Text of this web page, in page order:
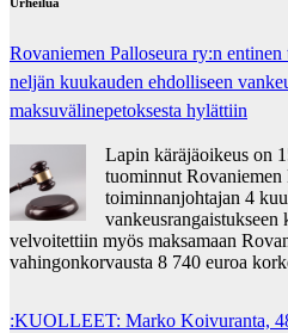
Urheilua
Rovaniemen Palloseura ry:n
neljän kuu­kau­den eh­dol­li­seen
mak­su­vä­li­ne­pe­tok­ses­ta hy­lät­tiin
Lapin käräjäoikeus on
tuominnut Rovaniemen
toiminnanjohtajan 4
vankeusrangaistukseen
velvoitettiin myös maksamaan
vahingonkorvausta 8 740 euroa
:KUOLLEET: Marko Koivuranta,